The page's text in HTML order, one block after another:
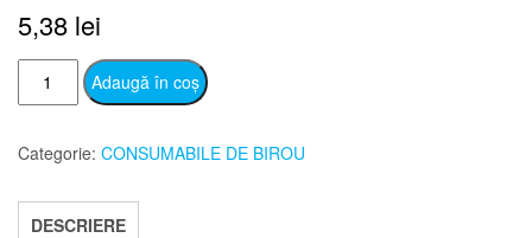
5,38 lei
Cantitate
DISPENSER
CU
Adaugă în coș
Categorie: CONSUMABILE DE BIROU
DESCRIERE